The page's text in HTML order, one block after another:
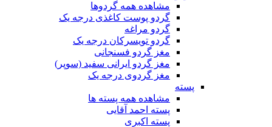
مشاهده همه گردوها
گردو پوست کاغذی درجه یک
گردو مراغه
گردو تویسرکان درجه یک
مغز گردو فسنجانی
مغز گردو ایرانی سفید (سوپر)
مغز گردوی درجه یک
پسته
مشاهده همه پسته ها
پسته احمد آقایی
پسته اکبری